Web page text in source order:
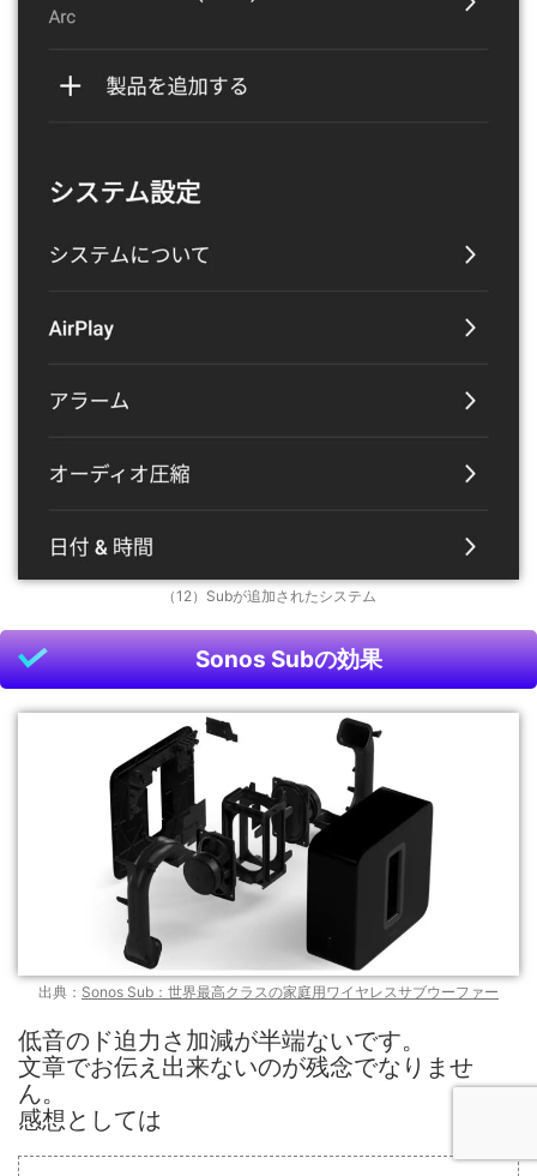
（12）Subが追加されたシステム
Sonos Subの効果
出典： Sonos Sub：世界最高クラスの家庭用ワイヤレスサブウーファー
低音のド迫力さ加減が半端ないです。
文章でお伝え出来ないのが残念でなりませ
ん。
感想としては